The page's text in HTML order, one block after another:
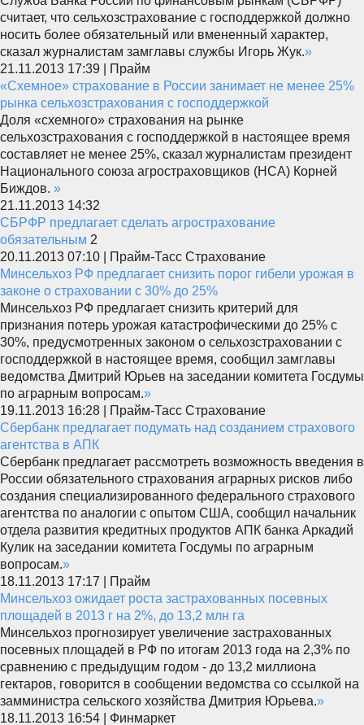
считает, что сельхозстрахование с господдержкой должно
носить более обязательный или вмененный характер,
сказал журналистам замглавы службы Игорь Жук.»
21.11.2013 17:39 | Прайм
«Схемное» страхование в России занимает не менее 25%
рынка сельхозстрахования с господдержкой
Доля «схемного» страхования на рынке
сельхозстрахования с господдержкой в настоящее время
составляет не менее 25%, сказал журналистам президент
Национального союза агростраховщиков (НСА) Корней
Биждов. »
21.11.2013 14:32
СБРФР предлагает сделать агрострахование
обязательным 2
20.11.2013 07:10 | Прайм-Тасс Страхование
Минсельхоз РФ предлагает снизить порог гибели урожая в
законе о страховании с 30% до 25%
Минсельхоз РФ предлагает снизить критерий для
признания потерь урожая катастрофическими до 25% с
30%, предусмотренных законом о сельхозстраховании с
господдержкой в настоящее время, сообщил замглавы
ведомства Дмитрий Юрьев на заседании комитета Госдумы
по аграрным вопросам.»
19.11.2013 16:28 | Прайм-Тасс Страхование
Сбербанк предлагает подумать над созданием страхового
агентства в АПК
Сбербанк предлагает рассмотреть возможность введения в
России обязательного страхования аграрных рисков либо
создания специализированного федерального страхового
агентства по аналогии с опытом США, сообщил начальник
отдела развития кредитных продуктов АПК банка Аркадий
Кулик на заседании комитета Госдумы по аграрным
вопросам.»
18.11.2013 17:17 | Прайм
Минсельхоз ожидает роста застрахованных посевных
площадей в 2013 г на 2%, до 13,2 млн га
Минсельхоз прогнозирует увеличение застрахованных
посевных площадей в РФ по итогам 2013 года на 2,3% по
сравнению с предыдущим годом - до 13,2 миллиона
гектаров, говорится в сообщении ведомства со ссылкой на
замминистра сельского хозяйства Дмитрия Юрьева.»
18.11.2013 16:54 | Финмаркет